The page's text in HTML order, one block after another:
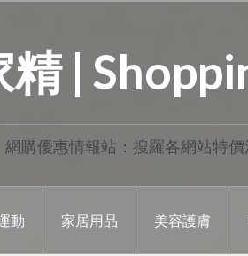
精 |
網購優惠情報站：搜羅各網站特
動 家居用品 美容護膚